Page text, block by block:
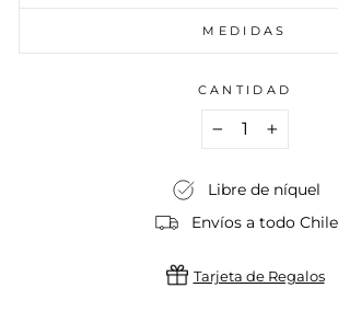
MEDIDAS
CANTIDAD
Libre de níquel
Envíos a todo Chile
Tarjeta de Regalos